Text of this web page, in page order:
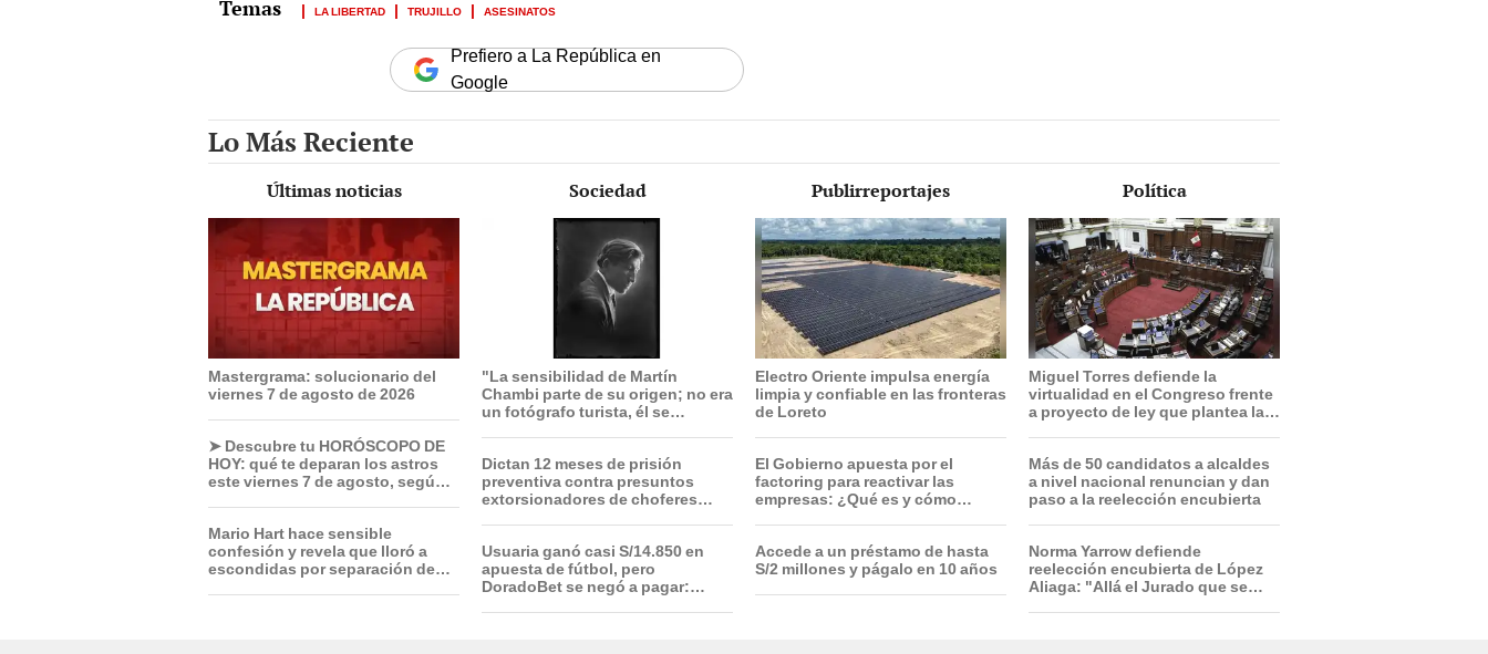
LA LIBERTAD TRUJILLO ASESINATOS
Prefiero a La República en
Google
Lo Más Reciente
Últimas noticias
Mastergrama: solucionario del
viernes 7 de agosto de 2026
➤ Descubre tu HORÓSCOPO DE
HOY: qué te deparan los astros
este viernes 7 de agosto, según
Mario Hart hace sensible
confesión y revela que lloró a
escondidas por separación de
Sociedad
"La sensibilidad de Martín
Chambi parte de su origen; no era
un fotógrafo turista, él se
Dictan 12 meses de prisión
preventiva contra presuntos
extorsionadores de choferes
Usuaria ganó casi S/14.850 en
apuesta de fútbol, pero
DoradoBet se negó a pagar:
Publirreportajes
Electro Oriente impulsa energía
limpia y confiable en las fronteras
de Loreto
El Gobierno apuesta por el
factoring para reactivar las
empresas: ¿Qué es y cómo
Accede a un préstamo de hasta
S/2 millones y págalo en 10 años
Política
Miguel Torres defiende la
virtualidad en el Congreso frente
a proyecto de ley que plantea la
Más de 50 candidatos a alcaldes
a nivel nacional renuncian y dan
paso a la reelección encubierta
Norma Yarrow defiende
reelección encubierta de López
Aliaga: "Allá el Jurado que se